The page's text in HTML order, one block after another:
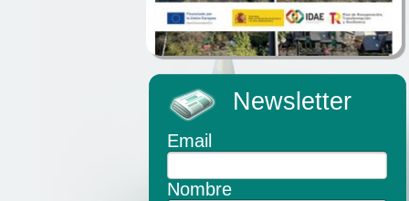
Newsletter
Email
Nombre